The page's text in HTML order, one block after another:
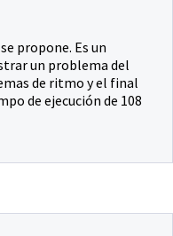
propone. Es un
un problema del
de ritmo y el final
de ejecución de 108